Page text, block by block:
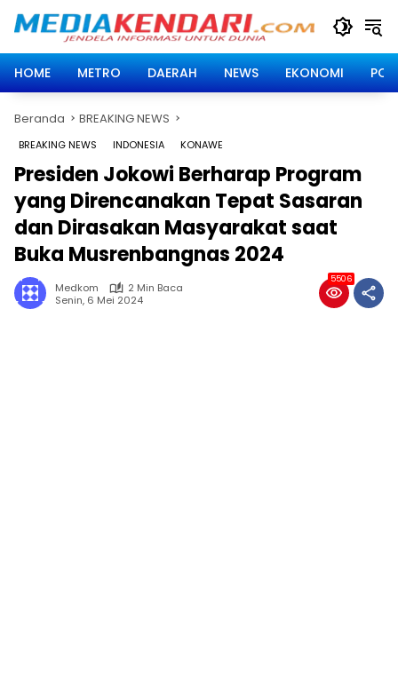
HOME
METRO DAERAH NEWS EKONOMI
Beranda BREAKING NEWS
BREAKING NEWS INDONESIA KONAWE
Presiden Jokowi Berharap Program
yang Direncanakan Tepat Sasaran
dan Dirasakan Masyarakat saat
Buka Musrenbangnas 2024
Medkom
2 Min Baca
Senin, 6 Mei 2024
5506